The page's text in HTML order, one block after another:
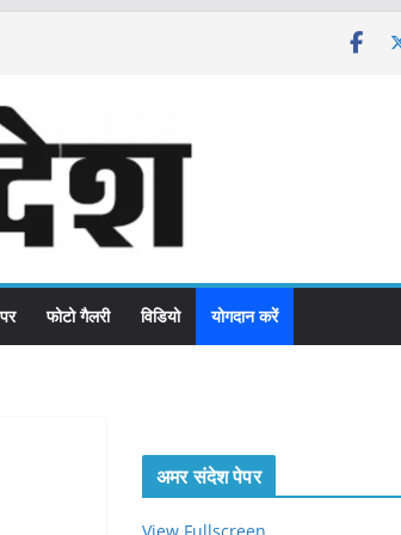
फोटो गैलरी विडियो योगदान करें
अमर संदेश पेपर